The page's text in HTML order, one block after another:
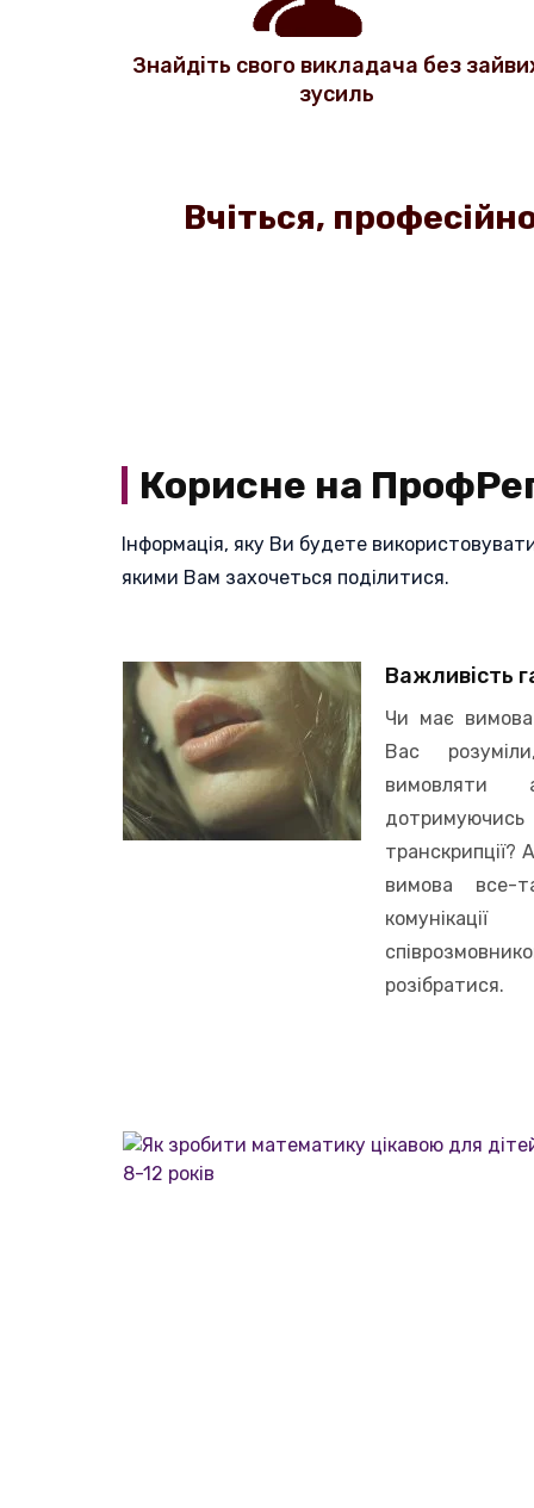
Знайдіть свого викладача без
зусиль
Вчіться,
Корисне на
Інформація, яку Ви будете
якими Вам захочеться поділитися.
Важливість
Чи має
Вас
вимовляти
транскрипції?
вимова все-
розібратися.